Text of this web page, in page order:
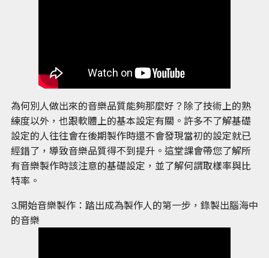
為何別人做出來的音樂品質能夠那麼好？除了技術上的熟
練度以外，也跟軟體上的基本設定有關。許多不了解基礎
設定的人往往會在後期製作時還不會發現當初的設定就已
經錯了，導致音樂品質得不到提升。這堂課會帶您了解所
有音樂製作時該注意的基礎設定，並了解何謂取樣率與比
特率。
3.開始音樂製作：踏出成為製作人的第一步，錄製出腦海中
的音樂